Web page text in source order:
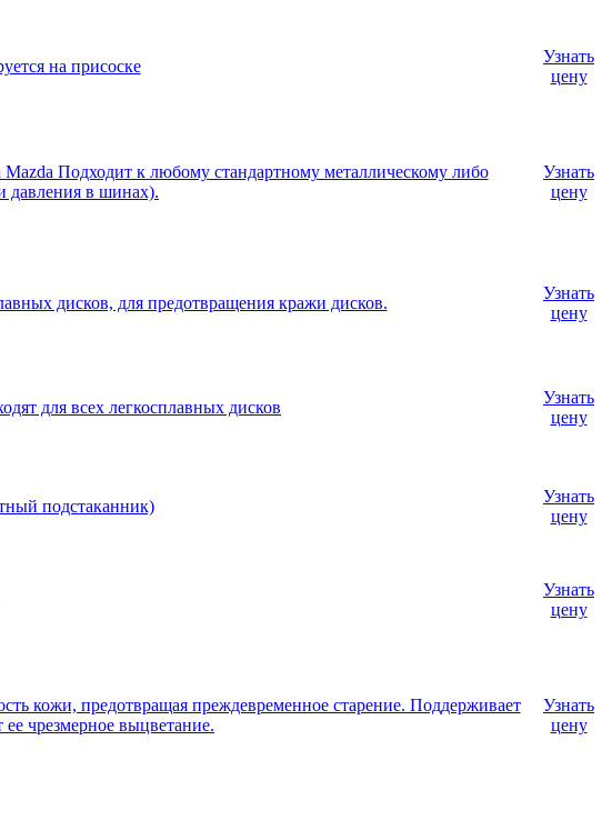
на присоске
Узнать
цену
Подходит к любому стандартному металлическому либо
давления в шинах).
Узнать
цену
дисков, для предотвращения кражи дисков.
Узнать
цену
для всех легкосплавных дисков
Узнать
цену
подстаканник)
Узнать
цену
Узнать
цену
кожи, предотвращая преждевременное старение. Поддерживает
чрезмерное выцветание.
Узнать
цену